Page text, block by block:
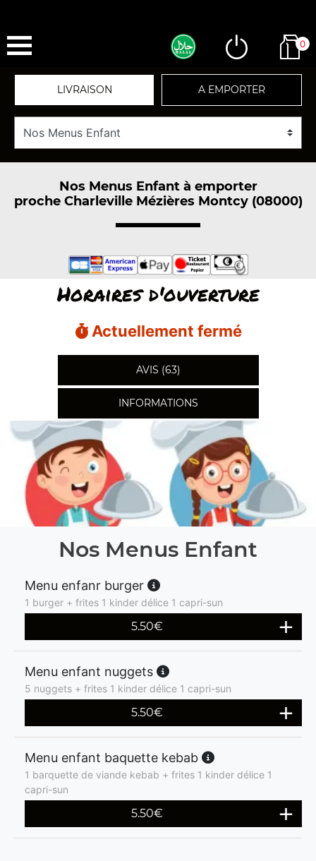
0
LIVRAISON A EMPORTER
Nos Menus Enfant à emporter
proche Charleville Mézières Montcy (08000)
Horaires d'ouverture
Actuellement fermé
AVIS (63)
INFORMATIONS
Nos Menus Enfant
Menu enfanr burger
1 burger + frites 1 kinder délice 1 capri-sun
5.50€
Menu enfant nuggets
5 nuggets + frites 1 kinder délice 1 capri-sun
5.50€
Menu enfant baquette kebab
1 barquette de viande kebab + frites 1 kinder délice 1
capri-sun
5.50€